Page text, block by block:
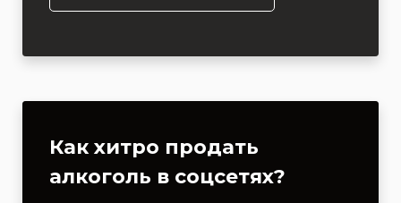
Как хитро продать
алкоголь в соцсетях?